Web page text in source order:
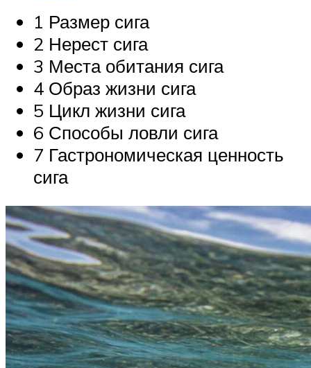
1 Размер сига
2 Нерест сига
3 Места обитания сига
4 Образ жизни сига
5 Цикл жизни сига
6 Способы ловли сига
7 Гастрономическая ценность
сига